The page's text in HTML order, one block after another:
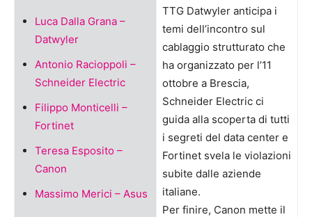
Luca Dalla Grana –
Datwyler
Antonio Racioppoli –
Schneider Electric
Filippo Monticelli –
Fortinet
Teresa Esposito –
Canon
Massimo Merici – Asus
TTG Datwyler anticipa i
temi dell’incontro sul
cablaggio strutturato che
ha organizzato per l’11
ottobre a Brescia,
Schneider Electric ci
guida alla scoperta di tutti
i segreti del data center e
Fortinet svela le violazioni
subite dalle aziende
italiane.
Per finire, Canon mette il